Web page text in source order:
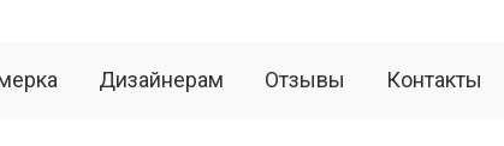
Дизайнерам Отзывы Контакты